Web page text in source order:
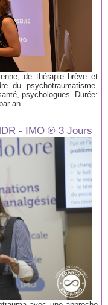
de thérapie brève et
du psychotraumatisme.
psychologues. Durée:
an...
- IMO ® 3 Jours